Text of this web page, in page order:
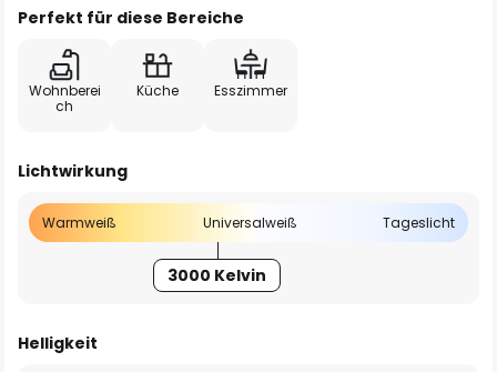
Perfekt für diese Bereiche
Wohnberei
ch
Küche Esszimmer
Lichtwirkung
Warmweiß Universalweiß Tageslicht
3000 Kelvin
Helligkeit